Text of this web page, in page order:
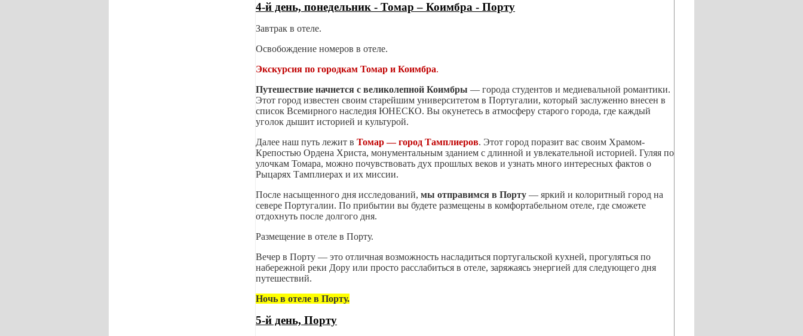
4-й день, понедельник - Томар – Коимбра - Порту
Завтрак в отеле.
Освобождение номеров в отеле.
Экскурсия по городкам Томар и Коимбра.
Путешествие начнется с великолепной Коимбры — города студентов и медиевальной романтики.
Этот город известен своим старейшим университетом в Португалии, который заслуженно внесен в
список Всемирного наследия ЮНЕСКО. Вы окунетесь в атмосферу старого города, где каждый
уголок дышит историей и культурой.
Далее наш путь лежит в Томар — город Тамплиеров. Этот город поразит вас своим Храмом-
Крепостью Ордена Христа, монументальным зданием с длинной и увлекательной историей. Гуляя по
улочкам Томара, можно почувствовать дух прошлых веков и узнать много интересных фактов о
Рыцарях Тамплиерах и их миссии.
После насыщенного дня исследований, мы отправимся в Порту — яркий и колоритный город на
севере Португалии. По прибытии вы будете размещены в комфортабельном отеле, где сможете
отдохнуть после долгого дня.
Размещение в отеле в Порту.
Вечер в Порту — это отличная возможность насладиться португальской кухней, прогуляться по
набережной реки Дору или просто расслабиться в отеле, заряжаясь энергией для следующего дня
путешествий.
Ночь в отеле в Порту.
5-й день, Порту